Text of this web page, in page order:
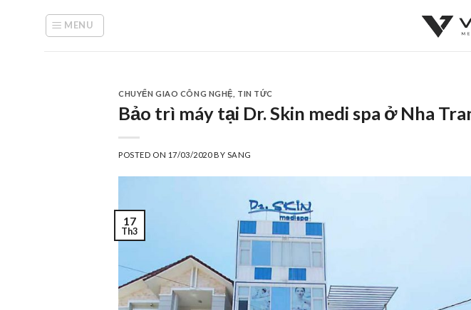
MENU
CHUYỂN GIAO CÔNG NGHỆ TIN TỨC
Bảo trì máy tại Dr. Skin medi spa ở Nha
POSTED ON 17/03/2020BY SANG
17
Th3